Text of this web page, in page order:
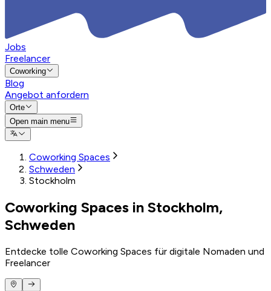
Jobs
Freelancer
Coworking
Blog
Angebot anfordern
Orte
Open main menu
Coworking Spaces
Schweden
Stockholm
Coworking Spaces in Stockholm,
Schweden
Entdecke tolle Coworking Spaces für digitale Nomaden und
Freelancer